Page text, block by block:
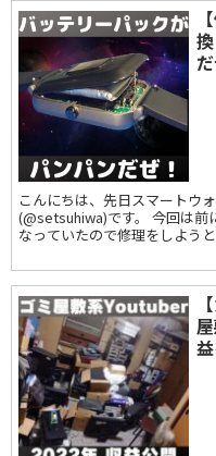
こんにちは、先日スマートウ
(@setsuhiwa)です。 今回は前
なっていたので修理をしようと